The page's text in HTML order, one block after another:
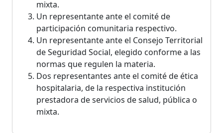
mixta.
Un representante ante el comité de
participación comunitaria respectivo.
Un representante ante el Consejo Territorial
de Seguridad Social, elegido conforme a las
normas que regulen la materia.
Dos representantes ante el comité de ética
hospitalaria, de la respectiva institución
prestadora de servicios de salud, pública o
mixta.